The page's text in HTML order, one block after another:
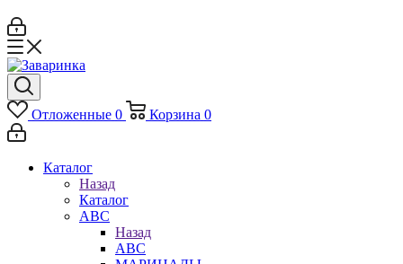
Отложенные 0 Корзина 0
Каталог
Назад
Каталог
АВС
Назад
АВС